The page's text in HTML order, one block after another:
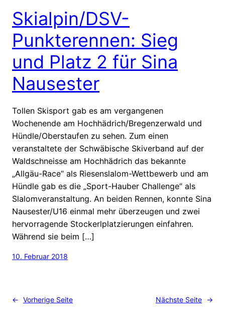
Skialpin/DSV-
Punkterennen: Sieg
und Platz 2 für Sina
Nausester
Tollen Skisport gab es am vergangenen
Wochenende am Hochhädrich/Bregenzerwald und
Hündle/Oberstaufen zu sehen. Zum einen
veranstaltete der Schwäbische Skiverband auf der
Waldschneisse am Hochhädrich das bekannte
„Allgäu-Race“ als Riesenslalom-Wettbewerb und am
Hündle gab es die „Sport-Hauber Challenge“ als
Slalomveranstaltung. An beiden Rennen, konnte Sina
Nausester/U16 einmal mehr überzeugen und zwei
hervorragende Stockerlplatzierungen einfahren.
Während sie beim […]
10. Februar 2018
← Vorherige Seite Nächste Seite →